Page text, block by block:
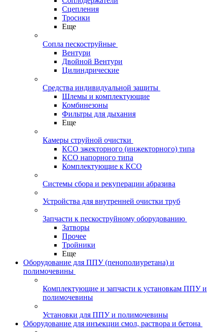
Сцепления
Тросики
Еще
Сопла пескоструйные
Вентури
Двойной Вентури
Цилиндрические
Средства индивидуальной защиты
Шлемы и комплектующие
Комбинезоны
Фильтры для дыхания
Еще
Камеры струйной очистки
КСО эжекторного (инжекторного) типа
КСО напорного типа
Комплектующие к КСО
Системы сбора и рекуперации абразива
Устройства для внутренней очистки труб
Запчасти к пескоструйному оборудованию
Затворы
Прочее
Тройники
Еще
Оборудование для ППУ (пенополиуретана) и
полимочевины
Комплектующие и запчасти к установкам ППУ и
полимочевины
Установки для ППУ и полимочевины
Оборудование для инъекции смол, раствора и бетона